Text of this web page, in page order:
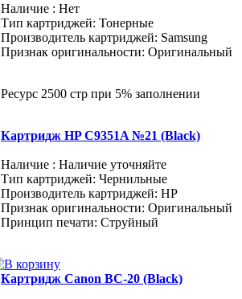
Наличие : Нет
Тип картриджей: Тонерные
Производитель картриджей: Samsung
Признак оригинальности: Оригинальный
Ресурс 2500 стр при 5% заполнении
Картридж HP C9351A №21 (Black)
Наличие : Наличие уточняйте
Тип картриджей: Чернильные
Производитель картриджей: HP
Признак оригинальности: Оригинальный
Принцип печати: Струйный
Картридж Canon BC-20 (Black)